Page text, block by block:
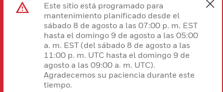
Este sitio está programado para
mantenimiento planificado desde el
sábado 8 de agosto a las 07:00 p. m. EST
hasta el domingo 9 de agosto a las 05:00
a. m. EST (del sábado 8 de agosto a las
11:00 p. m. UTC hasta el domingo 9 de
agosto a las 09:00 a. m. UTC).
Agradecemos su paciencia durante este
tiempo.